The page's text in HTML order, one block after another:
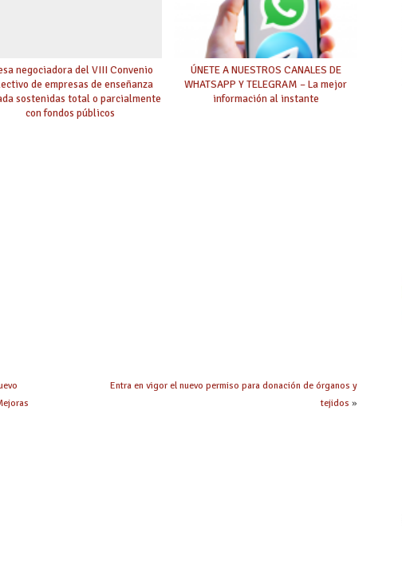
negociadora del VIII Convenio
de empresas de enseñanza
sostenidas total o parcialmente
con fondos públicos
ÚNETE A NUESTROS CANALES DE
WHATSAPP Y TELEGRAM – La mejor
información al instante
Entra en vigor el nuevo permiso para donación de órganos y
tejidos »